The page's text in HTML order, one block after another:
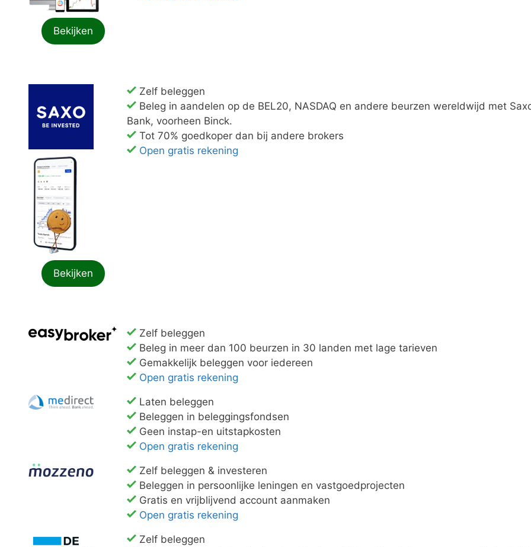
Bekijken
Bekijken
Zelf beleggen
Beleg in aandelen op de BEL20, NASDAQ en andere beurzen wereldwijd met
Bank, voorheen Binck.
Tot 70% goedkoper dan bij andere brokers
Open gratis rekening
Zelf beleggen
Beleg in meer dan 100 beurzen in 30 landen met lage tarieven
Gemakkelijk beleggen voor iedereen
Open gratis rekening
Laten beleggen
Beleggen in beleggingsfondsen
Geen instap-en uitstapkosten
Open gratis rekening
Zelf beleggen & investeren
Beleggen in persoonlijke leningen en vastgoedprojecten
Gratis en vrijblijvend account aanmaken
Open gratis rekening
Zelf beleggen